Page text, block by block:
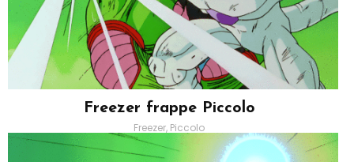
Freezer frappe Piccolo
Freezer, Piccolo